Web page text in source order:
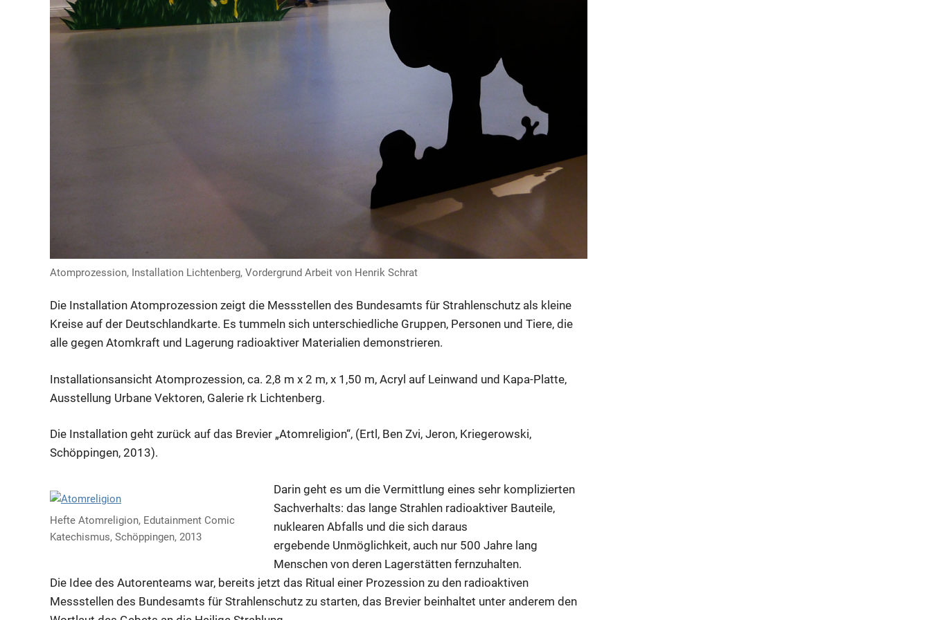
Atomprozession, Installation Lichtenberg, Vordergrund Arbeit von Henrik Schrat
Die Installation Atomprozession zeigt die Messstellen des Bundesamts für Strahlenschutz als kleine
Kreise auf der Deutschlandkarte. Es tummeln sich unterschiedliche Gruppen, Personen und Tiere, die
alle gegen Atomkraft und Lagerung radioaktiver Materialien demonstrieren.
Installationsansicht Atomprozession, ca. 2,8 m x 2 m, x 1,50 m, Acryl auf Leinwand und Kapa-Platte,
Ausstellung Urbane Vektoren, Galerie rk Lichtenberg.
Die Installation geht zurück auf das Brevier „Atomreligion“, (Ertl, Ben Zvi, Jeron, Kriegerowski,
Schöppingen, 2013).
Hefte Atomreligion, Edutainment Comic
Katechismus, Schöppingen, 2013
Darin geht es um die Vermittlung eines sehr komplizierten
Sachverhalts: das lange Strahlen radioaktiver Bauteile,
nuklearen Abfalls und die sich daraus
ergebende Unmöglichkeit, auch nur 500 Jahre lang
Menschen von deren Lagerstätten fernzuhalten.
Die Idee des Autorenteams war, bereits jetzt das Ritual einer Prozession zu den radioaktiven
Messstellen des Bundesamts für Strahlenschutz zu starten, das Brevier beinhaltet unter anderem den